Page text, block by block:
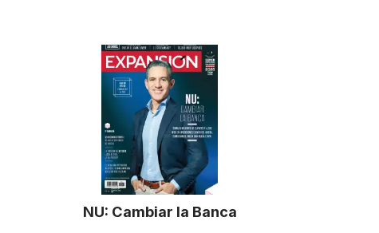
NU: Cambiar la Banca